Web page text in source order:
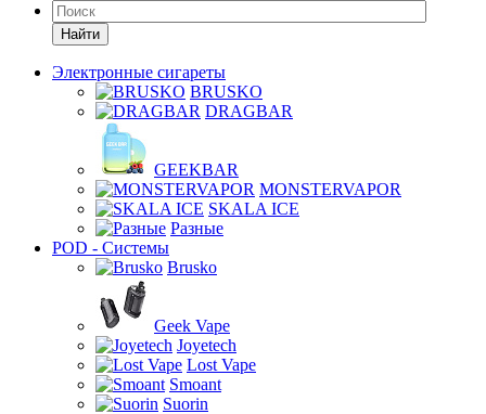
Найти
Электронные сигареты
BRUSKO
DRAGBAR
GEEKBAR
MONSTERVAPOR
SKALA ICE
Разные
POD - Системы
Brusko
Geek Vape
Joyetech
Lost Vape
Smoant
Suorin